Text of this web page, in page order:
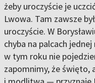
żeby uroczyście je
Lwowa. Tam zawsze
uroczyście. W
chyba na palcach
w tym roku nie
zapomnimy, że święto,